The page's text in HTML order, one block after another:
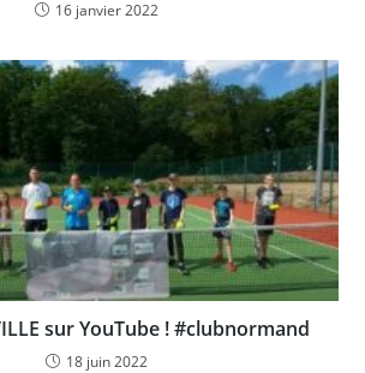
16 janvier 2022
sur YouTube ! #clubnormand
18 juin 2022